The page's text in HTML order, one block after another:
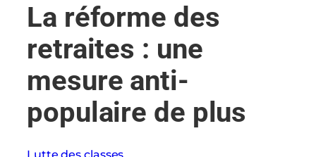
e
r
La réforme des
retraites : une
mesure anti-
populaire de plus